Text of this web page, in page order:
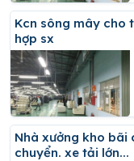
Kcn sông mây cho thuê nhà xưởng, giá thuê ưu đãi, phù
hợp sx
Nhà xưởng kho bãi cho thuê, sản xuất. bưu cục trung
chuyển. xe tải lớn...